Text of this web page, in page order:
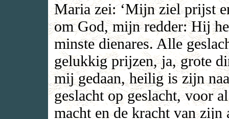
Maria zei: ‘Mijn ziel prijst
om God, mijn redder: Hij
minste dienares. Alle
gelukkig prijzen, ja, grote
mij gedaan, heilig is zijn
geslacht op geslacht, voor
macht en de kracht van